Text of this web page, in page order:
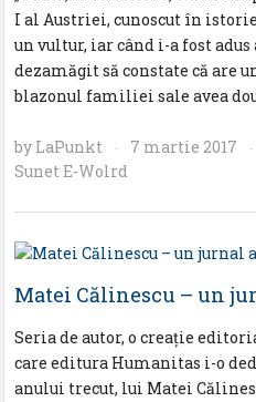
I al Austriei, cunoscut în istorie
un vultur, iar când i-a fost
dezamăgit să constate că are
blazonul familiei sale avea
by LaPunkt · 7 martie 2017 ·
Sunet E-Wolrd
Matei Călinescu – un
Seria de autor, o creație
care editura Humanitas i-o
anului trecut, lui Matei